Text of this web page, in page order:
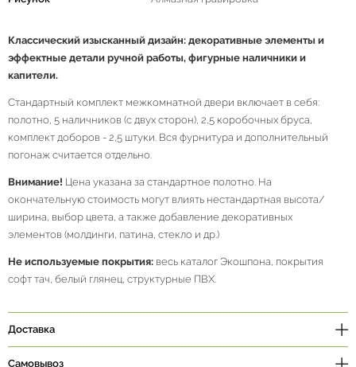
Классический изысканный дизайн: декоративные элементы и
эффектные детали ручной работы, фигурные наличники и
капители.
Стандартный комплект межкомнатной двери включает в себя:
полотно, 5 наличников (с двух сторон), 2,5 коробочных бруса,
комплект доборов - 2,5 штуки. Вся фурнитура и дополнительный
погонаж считается отдельно.
Внимание! Цена указана за стандартное полотно. На
окончательную стоимость могут влиять нестандартная высота/
ширина, выбор цвета, а также добавление декоративных
элементов (молдинги, патина, стекло и др.)
Не используемые покрытия: весь каталог Экошпона, покрытия
софт тач, белый глянец, структурные ПВХ.
Доставка
Самовывоз